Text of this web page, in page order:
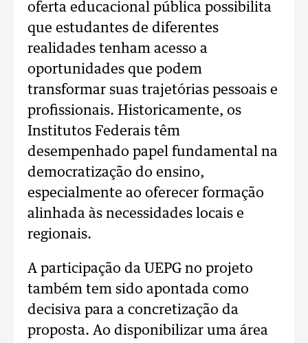
oferta educacional pública possibilita
que estudantes de diferentes
realidades tenham acesso a
oportunidades que podem
transformar suas trajetórias pessoais e
profissionais. Historicamente, os
Institutos Federais têm
desempenhado papel fundamental na
democratização do ensino,
especialmente ao oferecer formação
alinhada às necessidades locais e
regionais.
A participação da UEPG no projeto
também tem sido apontada como
decisiva para a concretização da
proposta. Ao disponibilizar uma área